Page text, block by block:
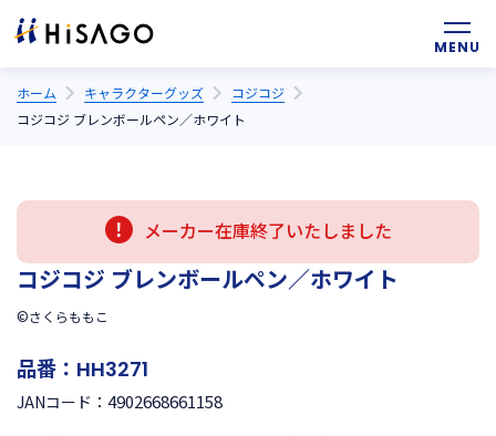
ホーム キャラクターグッズ
コジコジ
コジコジ ブレンボールペン／ホワイト
メーカー在庫終了いたしました
コジコジ ブレンボールペン／ホワイト
©さくらももこ
品番： HH3271
JANコード： 4902668661158